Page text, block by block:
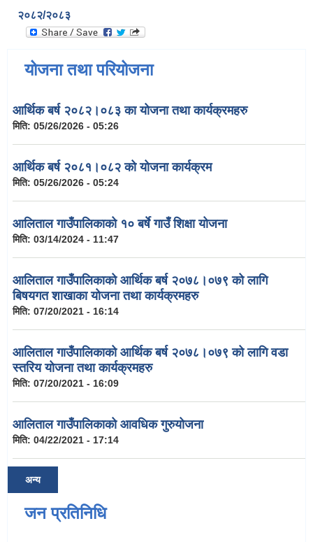
२०८२/२०८३
योजना तथा परियोजना
आर्थिक बर्ष २०८२।०८३ का योजना तथा कार्यक्रमहरु
मिति: 05/26/2026 - 05:26
आर्थिक बर्ष २०८१।०८२ को योजना कार्यक्रम
मिति: 05/26/2026 - 05:24
आलिताल गाउँपालिकाको १० बर्षे गाउँ शिक्षा योजना
मिति: 03/14/2024 - 11:47
आलिताल गाउँपालिकाको आर्थिक बर्ष २०७८।०७९ को लागि
बिषयगत शाखाका योजना तथा कार्यक्रमहरु
मिति: 07/20/2021 - 16:14
आलिताल गाउँपालिकाको आर्थिक बर्ष २०७८।०७९ को लागि वडा
स्तरिय योजना तथा कार्यक्रमहरु
मिति: 07/20/2021 - 16:09
आलिताल गाउँपालिकाको आवधिक गुरुयोजना
मिति: 04/22/2021 - 17:14
अन्य
जन प्रतिनिधि